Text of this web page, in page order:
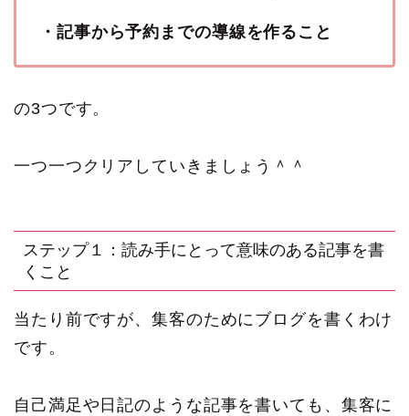
・記事から予約までの導線を作ること
の3つです。
一つ一つクリアしていきましょう＾＾
ステップ１：読み手にとって意味のある記事を書
くこと
当たり前ですが、集客のためにブログを書くわけ
です。
自己満足や日記のような記事を書いても、集客に